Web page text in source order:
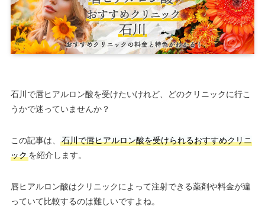
石川で唇ヒアルロン酸を受けたいけれど、どのクリニックに行こ
うかで迷っていませんか？
この記事は、
石川で唇ヒアルロン酸を受けられるおすすめクリニ
ックを紹介します。
唇ヒアルロン酸はクリニックによって注射できる薬剤や料金が違
っていて比較するのは難しいですよね。